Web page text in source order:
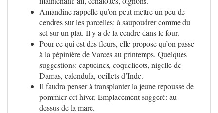
Amandine rappelle qu’on peut mettre un peu de
cendres sur les parcelles: à saupoudrer comme du
sel sur un plat. Il y a de la cendre dans le four.
Pour ce qui est des fleurs, elle propose qu’on passe
à la pépinière de Varces au printemps. Quelques
suggestions: capucines, coquelicots, nigelle de
Damas, calendula, oeillets d’Inde.
Il faudra penser à transplanter la jeune repousse de
pommier cet hiver. Emplacement suggeré: au
dessus de la mare.